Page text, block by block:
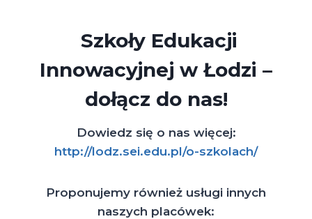
Szkoły Edukacji
Innowacyjnej w Łodzi –
dołącz do nas!
Dowiedz się o nas więcej:
http://lodz.sei.edu.pl/o-szkolach/
Proponujemy również usługi innych
naszych placówek: